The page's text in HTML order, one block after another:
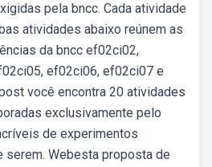
pela bncc. Cada atividade
atividades abaixo reúnem as
da bncc ef02ci02,
ef02ci06, ef02ci07 e
você encontra 20 atividades
exclusivamente pelo
de experimentos
Webesta proposta de